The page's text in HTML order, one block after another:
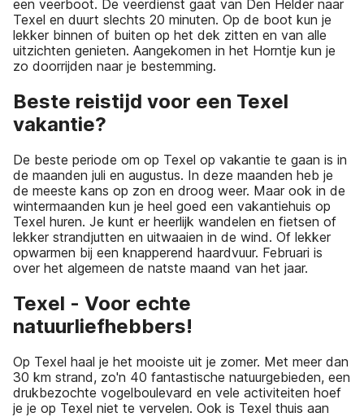
een veerboot. De veerdienst gaat van Den Helder naar
Texel en duurt slechts 20 minuten. Op de boot kun je
lekker binnen of buiten op het dek zitten en van alle
uitzichten genieten. Aangekomen in het Horntje kun je
zo doorrijden naar je bestemming.
Beste reistijd voor een Texel
vakantie?
De beste periode om op Texel op vakantie te gaan is in
de maanden juli en augustus. In deze maanden heb je
de meeste kans op zon en droog weer. Maar ook in de
wintermaanden kun je heel goed een vakantiehuis op
Texel huren. Je kunt er heerlijk wandelen en fietsen of
lekker strandjutten en uitwaaien in de wind. Of lekker
opwarmen bij een knapperend haardvuur. Februari is
over het algemeen de natste maand van het jaar.
Texel - Voor echte
natuurliefhebbers!
Op Texel haal je het mooiste uit je zomer. Met meer dan
30 km strand, zo'n 40 fantastische natuurgebieden, een
drukbezochte vogelboulevard en vele activiteiten hoef
je je op Texel niet te vervelen. Ook is Texel thuis aan